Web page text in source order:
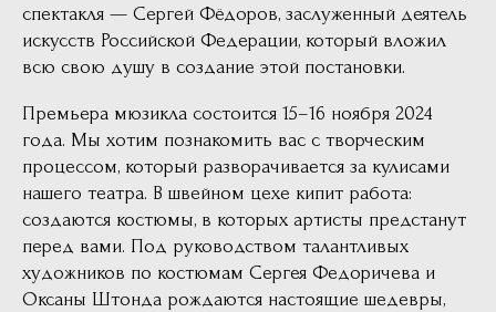
спектакля — Сергей Фёдоров, заслуженный деятель
искусств Российской Федерации, который вложил
всю свою душу в создание этой постановки.
Премьера мюзикла состоится 15–16 ноября 2024
года. Мы хотим познакомить вас с творческим
процессом, который разворачивается за кулисами
нашего театра. В швейном цехе кипит работа:
создаются костюмы, в которых артисты предстанут
перед вами. Под руководством талантливых
художников по костюмам Сергея Федоричева и
Оксаны Штонда рождаются настоящие шедевры,